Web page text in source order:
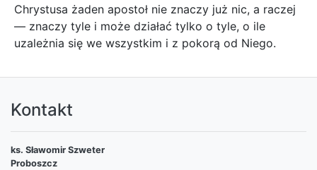
Chrystusa żaden apostoł nie znaczy już nic, a raczej
— znaczy tyle i może działać tylko o tyle, o ile
uzależnia się we wszystkim i z pokorą od Niego.
Kontakt
ks. Sławomir Szweter
Proboszcz